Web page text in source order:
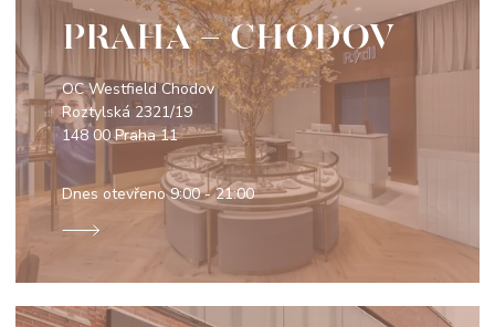
PRAHA - CHODOV
OC Westfield Chodov
Roztylská 2321/19
148 00 Praha 11
Dnes otevřeno9:00 - 21:00